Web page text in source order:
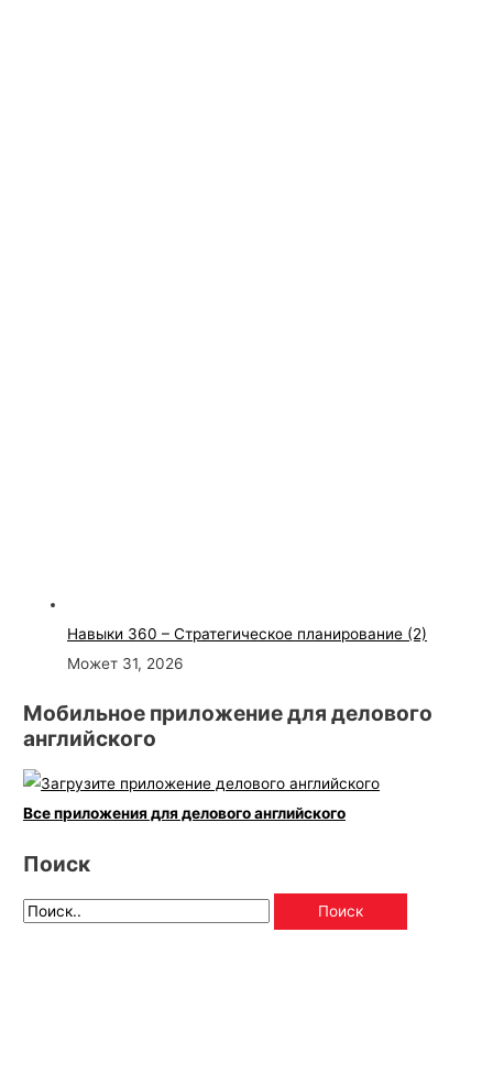
Навыки 360 – Стратегическое планирование (2)
Может 31, 2026
Мобильное приложение для делового
английского
Все приложения для делового английского
Поиск